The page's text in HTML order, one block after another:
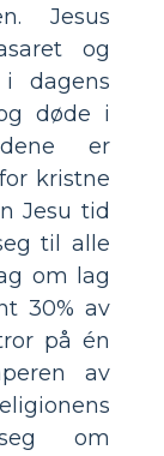
Jesus
og
dagens
døde i
er
kristne
Jesu tid
til alle
om lag
30% av
på én
av
om